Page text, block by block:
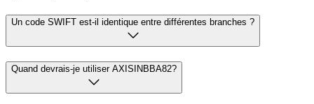
Un code SWIFT est-il identique entre différentes branches ?
Quand devrais-je utiliser AXISINBBA82?